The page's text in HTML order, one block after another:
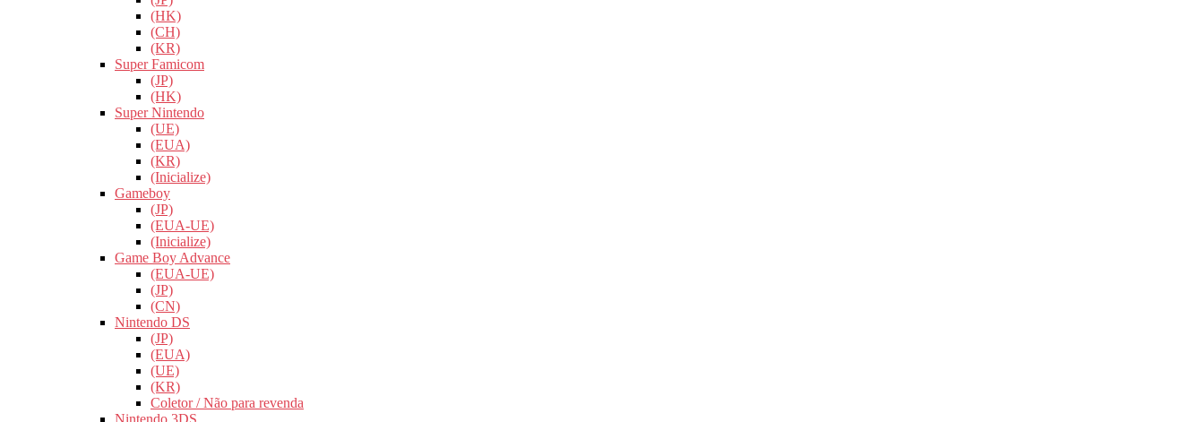
(HK)
(CH)
(KR)
Super Famicom
(JP)
(HK)
Super Nintendo
(UE)
(EUA)
(KR)
(Inicialize)
Gameboy
(JP)
(EUA-UE)
(Inicialize)
Game Boy Advance
(EUA-UE)
(JP)
(CN)
Nintendo DS
(JP)
(EUA)
(UE)
(KR)
Coletor / Não para revenda